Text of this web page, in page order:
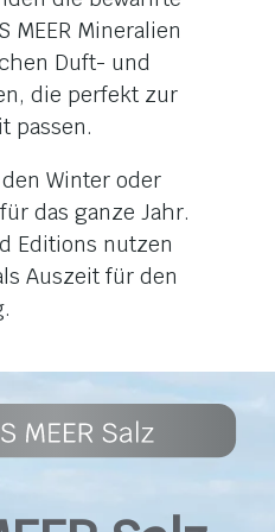
Citral, Citronellol,
Oil, Geraniol, Hexyl
Linalool, Linalyl
sich ändern. Die
bitte der
MEER Mineralien
Duft- und
die perfekt zur
passen.
Winter oder
das ganze Jahr.
Editions nutzen
Auszeit für den